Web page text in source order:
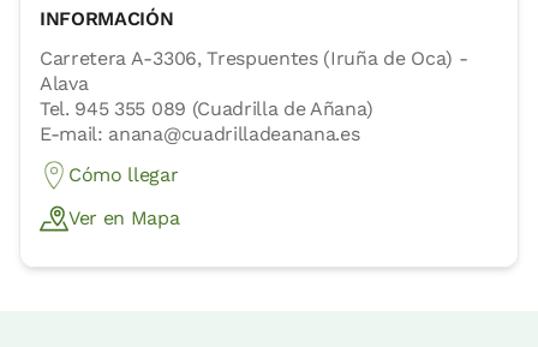
INFORMACIÓN
Carretera A-3306, Trespuentes (Iruña de Oca) -
Alava
Tel. 945 355 089 (Cuadrilla de Añana)
E-mail: anana@cuadrilladeanana.es
Cómo llegar
Ver en Mapa